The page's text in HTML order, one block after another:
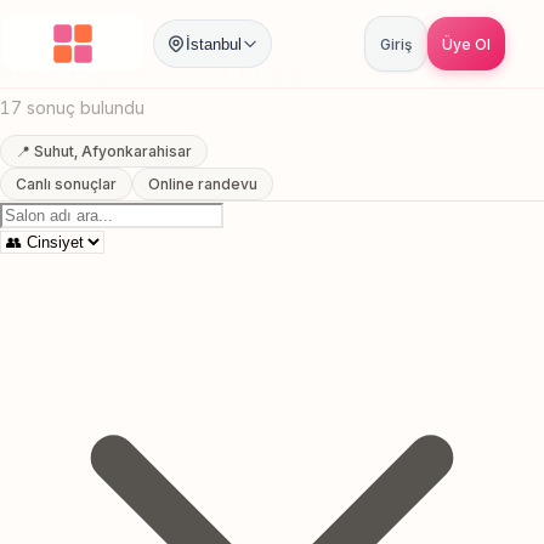
İstanbul Giriş Üye Ol
Anasayfa / Afyonkarahisar Suhut
Suhut, Afyonkarahisar Balyaj
17 sonuç bulundu
📍 Suhut, Afyonkarahisar
Canlı sonuçlar
Online randevu